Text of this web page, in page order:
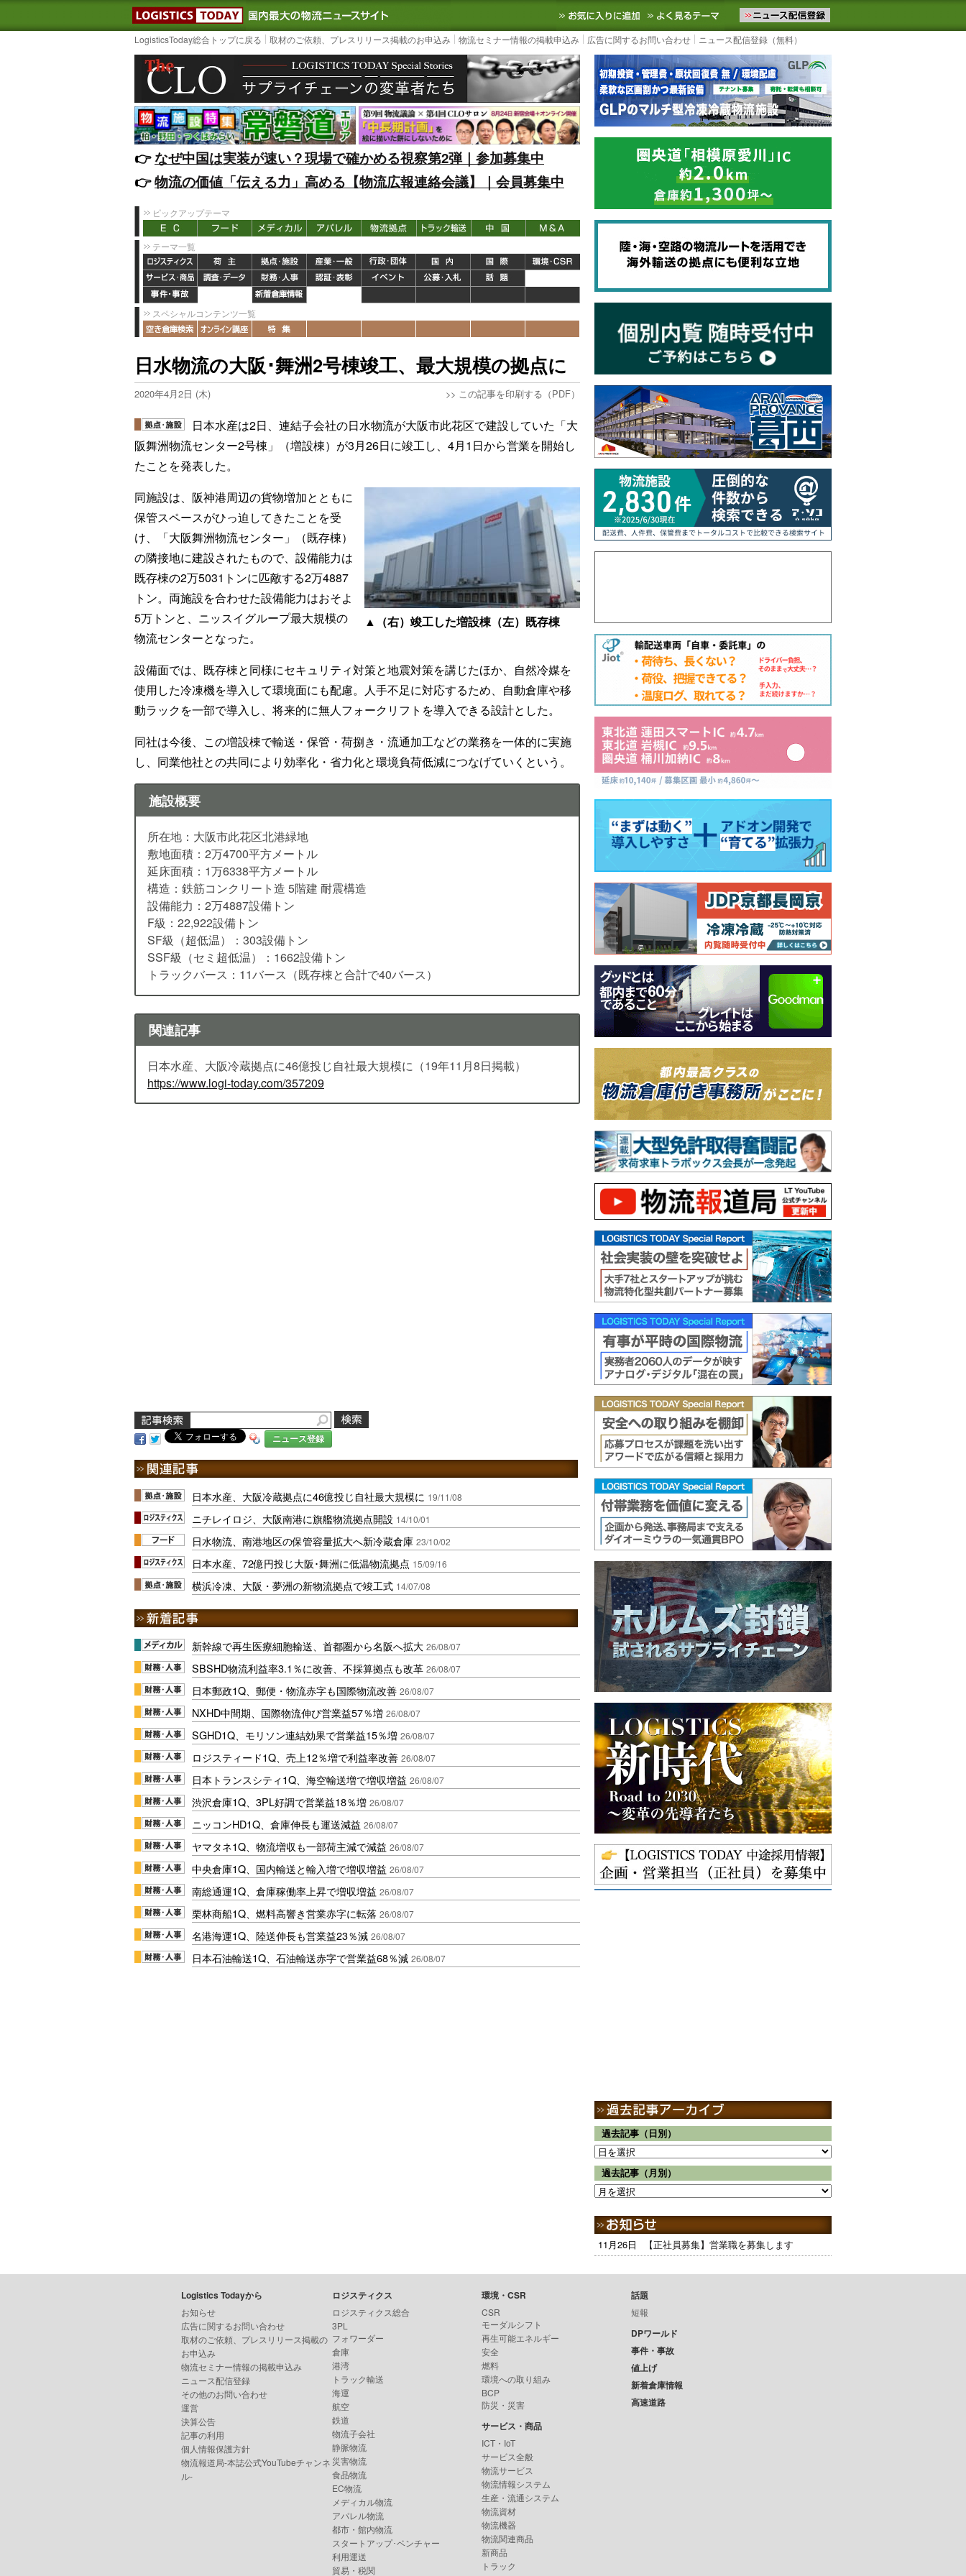
LOGISTICS TODAY｜国内最大の物流ニュースサイト3PL, SCMなど国内外の最新の物流ニュースをお届けします。物流ニュースメール配信を登録す
お気に入りに追加 よく見るテーマ
LogisticsToday総合トップに戻る 取材のご依頼、プレスリリース掲載のお申込み 物流セミナー情報の掲載申込み 広告に関するお問い合わせ ニュース配信登録（無料）
👉️なぜ中国は実装が速い？現場で確かめる視察第2弾｜参加募集中
👉️物流の価値「伝える力」高める【物流広報連絡会議】｜会員募集中
ピックアップテーマ
テーマ一覧
スペシャルコンテンツ一覧
日水物流の大阪･舞洲2号棟竣工、最大規模の拠点に
2020年4月2日 (木) >> この記事を印刷する（PDF）
日本水産は2日、連結子会社の日水物流が大阪市此花区で建設していた「大
阪舞洲物流センター2号棟」（増設棟）が3月26日に竣工し、4月1日から営業を開始し
たことを発表した。
▲（右）竣工した増設棟（左）既存棟
同施設は、阪神港周辺の貨物増加とともに
保管スペースがひっ迫してきたことを受
け、「大阪舞洲物流センター」（既存棟）
の隣接地に建設されたもので、設備能力は
既存棟の2万5031トンに匹敵する2万4887
トン。両施設を合わせた設備能力はおそよ
5万トンと、ニッスイグループ最大規模の
物流センターとなった。
設備面では、既存棟と同様にセキュリティ対策と地震対策を講じたほか、自然冷媒を
使用した冷凍機を導入して環境面にも配慮。人手不足に対応するため、自動倉庫や移
動ラックを一部で導入し、将来的に無人フォークリフトを導入できる設計とした。
同社は今後、この増設棟で輸送・保管・荷捌き・流通加工などの業務を一体的に実施
し、同業他社との共同により効率化・省力化と環境負荷低減につなげていくという。
施設概要
所在地：大阪市此花区北港緑地
敷地面積：2万4700平方メートル
延床面積：1万6338平方メートル
構造：鉄筋コンクリート造 5階建 耐震構造
設備能力：2万4887設備トン
F級：22,922設備トン
SF級（超低温）：303設備トン
SSF級（セミ超低温）：1662設備トン
トラックバース：11バース（既存棟と合計で40バース）
関連記事
日本水産、大阪冷蔵拠点に46億投じ自社最大規模に（19年11月8日掲載）
https://www.logi-today.com/357209
ニュース登録
日本水産、大阪冷蔵拠点に46億投じ自社最大規模に 19/11/08
ニチレイロジ、大阪南港に旗艦物流拠点開設 14/10/01
日水物流、南港地区の保管容量拡大へ新冷蔵倉庫 23/10/02
日本水産、72億円投じ大阪･舞洲に低温物流拠点 15/09/16
横浜冷凍、大阪・夢洲の新物流拠点で竣工式 14/07/08
新幹線で再生医療細胞輸送、首都圏から名阪へ拡大 26/08/07
SBSHD物流利益率3.1％に改善、不採算拠点も改革 26/08/07
日本郵政1Q、郵便・物流赤字も国際物流改善 26/08/07
NXHD中間期、国際物流伸び営業益57％増 26/08/07
SGHD1Q、モリソン連結効果で営業益15％増 26/08/07
ロジスティード1Q、売上12％増で利益率改善 26/08/07
日本トランスシティ1Q、海空輸送増で増収増益 26/08/07
渋沢倉庫1Q、3PL好調で営業益18％増 26/08/07
ニッコンHD1Q、倉庫伸長も運送減益 26/08/07
ヤマタネ1Q、物流増収も一部荷主減で減益 26/08/07
中央倉庫1Q、国内輸送と輸入増で増収増益 26/08/07
南総通運1Q、倉庫稼働率上昇で増収増益 26/08/07
栗林商船1Q、燃料高響き営業赤字に転落 26/08/07
名港海運1Q、陸送伸長も営業益23％減 26/08/07
日本石油輸送1Q、石油輸送赤字で営業益68％減 26/08/07
過去記事（日別）
過去記事（月別）
11月26日 【正社員募集】営業職を募集します
Logistics Todayから
お知らせ
広告に関するお問い合わせ
取材のご依頼、プレスリリース掲載の
お申込み
物流セミナー情報の掲載申込み
ニュース配信登録
その他のお問い合わせ
運営
決算公告
記事の利用
個人情報保護方針
物流報道局-本誌公式YouTubeチャンネ
ル-
ロジスティクス
ロジスティクス総合
3PL
フォワーダー
倉庫
港湾
トラック輸送
海運
航空
鉄道
物流子会社
静脈物流
災害物流
食品物流
EC物流
メディカル物流
アパレル物流
都市・館内物流
スタートアップ･ベンチャー
利用運送
貿易・税関
環境・CSR
CSR
モーダルシフト
再生可能エネルギー
安全
燃料
環境への取り組み
BCP
防災・災害
サービス・商品
ICT・IoT
サービス全般
物流サービス
物流情報システム
生産・流通システム
物流資材
物流機器
物流関連商品
新商品
トラック
話題
短報
DPワールド
事件・事故
値上げ
新着倉庫情報
高速道路